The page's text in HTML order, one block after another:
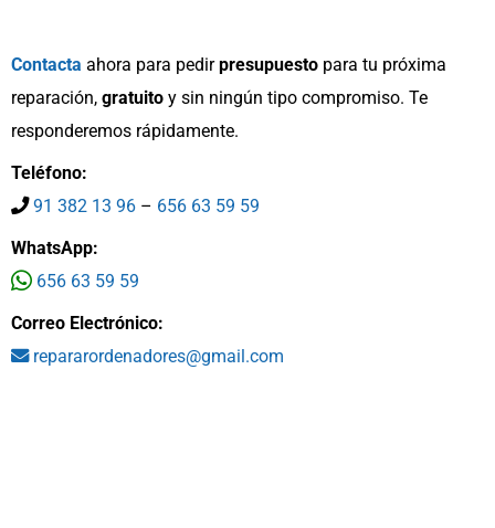
Contacta ahora para pedirpresupuesto para tu próxima
reparación, gratuito y sin ningún tipo compromiso. Te
responderemos rápidamente.
Teléfono:
91 382 13 96 – 656 63 59 59
WhatsApp:
656 63 59 59
Correo Electrónico:
repararordenadores@gmail.com